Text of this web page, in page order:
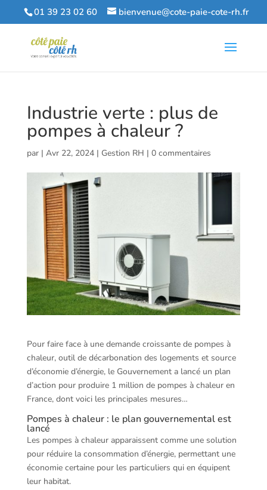
01 39 23 02 60 bienvenue@cote-paie-cote-rh.fr
Industrie verte : plus de
pompes à chaleur ?
par | Avr 22, 2024| Gestion RH | 0 commentaires
Pour faire face à une demande croissante de pompes à
chaleur, outil de décarbonation des logements et source
d’économie d’énergie, le Gouvernement a lancé un plan
d’action pour produire 1 million de pompes à chaleur en
France, dont voici les principales mesures…
Pompes à chaleur : le plan gouvernemental est
lancé
Les pompes à chaleur apparaissent comme une solution
pour réduire la consommation d’énergie, permettant une
économie certaine pour les particuliers qui en équipent
leur habitat.